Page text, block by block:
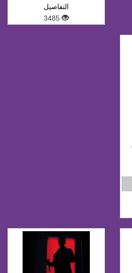
التفاصيل
3485